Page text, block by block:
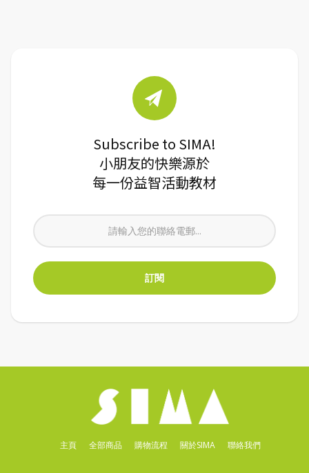
Subscribe to SIMA!
小朋友的快樂源於
每一份益智活動教材
主頁 全部商品 購物流程 關於SIMA 聯絡我們